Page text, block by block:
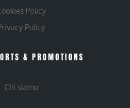
Policy
Policy
& PROMOTIONS
Chi siamo